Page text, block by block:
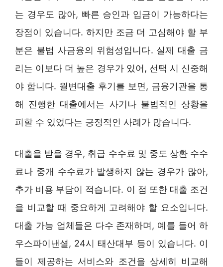
는 경우도 많아, 빠른 승인과 입금이 가능하다는
장점이 있습니다. 하지만 조금 더 고심해야 할 부
분은 불법 사금융의 위험성입니다. 실제 대출 금
리는 이보다 더 높은 경우가 있어, 선택 시 신중해
야 합니다. 월변대출 후기를 보면, 금융기관을 통
해 진행한 대출에서는 사기나 불법적인 상황을
피할 수 있었다는 긍정적인 사례가 많습니다.
대출을 받을 경우, 취급 수수료 및 중도 상환 수수
료나 중개 수수료가 발생하지 않는 경우가 많아,
추가 비용 부담이 적습니다. 이 점 또한 대출 조건
을 비교할 때 중요하게 고려해야 할 요소입니다.
대출 가능 업체들은 다수 존재하며, 예를 들어 하
우스파이낸셜, 24시 태산대부 등이 있습니다. 이
들이 제공하는 서비스와 조건을 상세히 비교해